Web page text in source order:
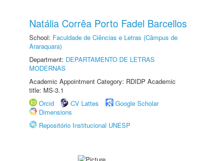
Natália Corrêa Porto Fadel Barcellos
School: Faculdade de Ciências e Letras (Câmpus de
Araraquara)
Department: DEPARTAMENTO DE LETRAS
MODERNAS
Academic Appointment Category: RDIDP Academic
title: MS-3.1
Orcid
CV Lattes
Google Scholar
Dimensions
Repositório Institucional UNESP